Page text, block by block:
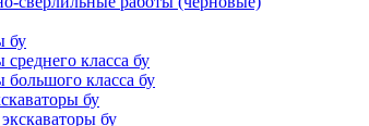
бу
класса бу
большого класса бу
бу
бу